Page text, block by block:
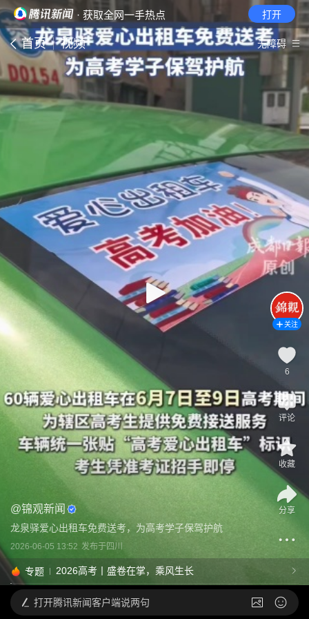
· 获取全网一手热点 打开
首页 视频 无障碍
@锦观新闻
龙泉驿爱心出租车免费送考，为高考学子保驾护航
2026-06-05 13:52 发布于四川
专题 2026高考丨盛卷在掌，乘风生长
关注
6
评论
收藏
分享
打开腾讯新闻客户端说两句